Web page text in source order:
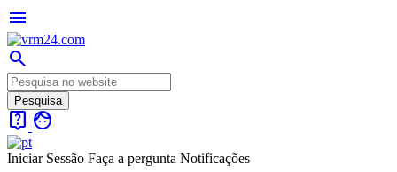
menu
search
live_help face
Iniciar Sessão Faça a pergunta Notificações